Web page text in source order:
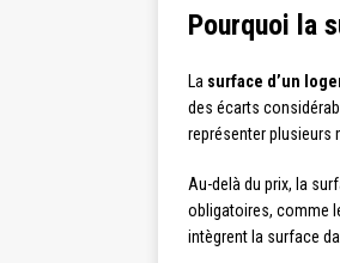
Pourquoi la
La surface d’un
des écarts
représenter plusieurs
Au-delà du prix, la
obligatoires, comme
intègrent la surface